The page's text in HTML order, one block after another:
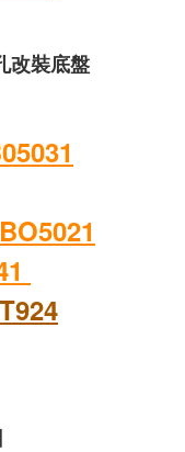
改裝底盤
BO5021